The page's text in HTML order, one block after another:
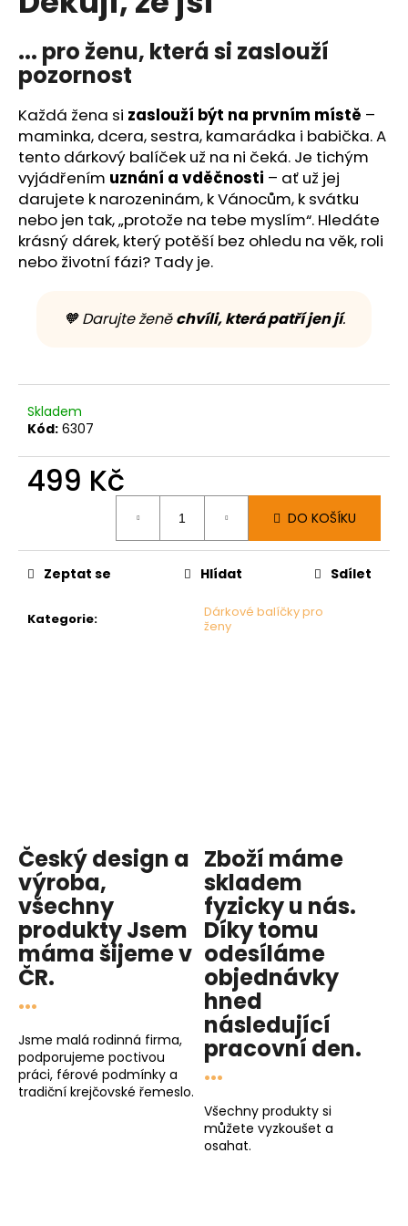
hvězdiček.
... pro ženu, která si zaslouží
pozornost
Každá žena si zaslouží být na prvním místě –
maminka, dcera, sestra, kamarádka i babička. A
tento dárkový balíček už na ni čeká. Je tichým
vyjádřením uznání a vděčnosti – ať už jej
darujete k narozeninám, k Vánocům, k svátku
nebo jen tak, „protože na tebe myslím“. Hledáte
krásný dárek, který potěší bez ohledu na věk, roli
nebo životní fázi? Tady je.
🧡 Darujte ženěchvíli, která patří jen jí.
Skladem
Kód: 6307
499 Kč
DO KOŠÍKU
Kategorie:
Dárkové balíčky pro
ženy
Zeptat se Hlídat Sdílet
Český design a
výroba,
všechny
produktyJsem
mámašijeme v
ČR.
...
Jsme malá rodinná firma,
podporujeme poctivou
práci, férové podmínky a
tradiční krejčovské řemeslo.
Zboží máme
skladem
fyzicky u nás.
Díky tomu
odesíláme
objednávky
hned
následující
pracovní den.
...
Všechny produkty si
můžete vyzkoušet a
osahat.
e
m